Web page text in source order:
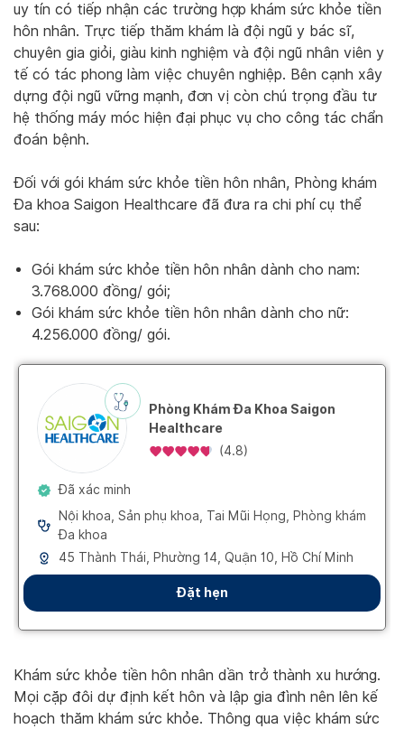
uy tín có tiếp nhận các trường hợp khám sức khỏe tiền
hôn nhân. Trực tiếp thăm khám là đội ngũ y bác sĩ,
chuyên gia giỏi, giàu kinh nghiệm và đội ngũ nhân viên y
tế có tác phong làm việc chuyên nghiệp. Bên cạnh xây
dựng đội ngũ vững mạnh, đơn vị còn chú trọng đầu tư
hệ thống máy móc hiện đại phục vụ cho công tác chẩn
đoán bệnh.
Đối với gói khám sức khỏe tiền hôn nhân, Phòng khám
Đa khoa Saigon Healthcare đã đưa ra chi phí cụ thể
sau:
Gói khám sức khỏe tiền hôn nhân dành cho nam:
3.768.000 đồng/ gói;
Gói khám sức khỏe tiền hôn nhân dành cho nữ:
4.256.000 đồng/ gói.
Khám sức khỏe tiền hôn nhân dần trở thành xu hướng.
Mọi cặp đôi dự định kết hôn và lập gia đình nên lên kế
hoạch thăm khám sức khỏe. Thông qua việc khám sức